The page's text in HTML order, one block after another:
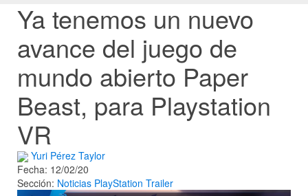
Ya tenemos un nuevo
avance del juego de
mundo abierto Paper
Beast, para Playstation
VR
Yuri Pérez Taylor
Fecha: 12/02/20
Sección: Noticias PlayStation Trailer